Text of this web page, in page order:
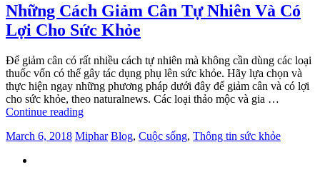
Những Cách Giảm Cân Tự Nhiên Và Có
Lợi Cho Sức Khỏe
Để giảm cân có rất nhiều cách tự nhiên mà không cần dùng các loại
thuốc vốn có thể gây tác dụng phụ lên sức khỏe. Hãy lựa chọn và
thực hiện ngay những phương pháp dưới đây để giảm cân và có lợi
cho sức khỏe, theo naturalnews. Các loại thảo mộc và gia …
Continue reading
March 6, 2018 Miphar Blog, Cuộc sống, Thông tin sức khỏe